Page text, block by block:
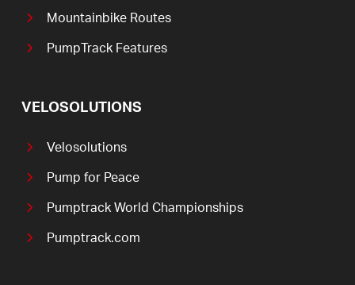
Mountainbike Routes
PumpTrack Features
VELOSOLUTIONS
Velosolutions
Pump for Peace
Pumptrack World Championships
Pumptrack.com